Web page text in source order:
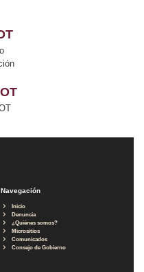
Navegación
Inicio
Denuncia
¿Quiénes somos?
Micrositios
Comunicados
Consejo de Gobierno